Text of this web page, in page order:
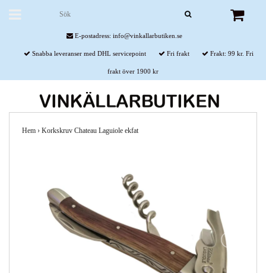
E-postadress: info@vinkallarbutiken.se
Snabba leveranser med DHL servicepoint Fri frakt Frakt: 99 kr. Fri
frakt över 1900 kr
Hem › Korkskruv Chateau Laguiole ekfat